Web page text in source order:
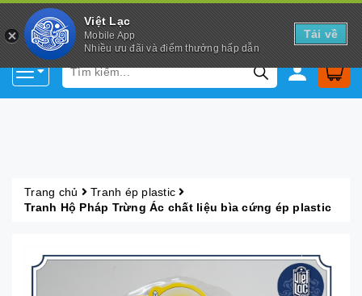
Việt Lạc
Mobile App
Nhiều ưu đãi và điểm thưởng hấp dẫn
Tải về
Trang chủ
Tranh ép plastic
Tranh Hộ Pháp Trừng Ác chất liệu bìa cứng ép plastic